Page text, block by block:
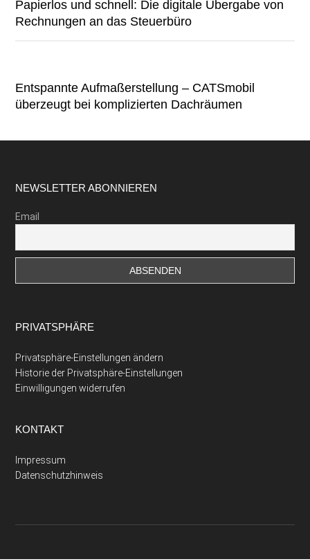
Papierlos und schnell: Die digitale Übergabe von
Rechnungen an das Steuerbüro
Entspannte Aufmaßerstellung – CATSmobil
überzeugt bei komplizierten Dachräumen
Footer
NEWSLETTER ABONNIEREN
Email
PRIVATSPHÄRE
Privatsphäre-Einstellungen ändern
Historie der Privatsphäre-Einstellungen
Einwilligungen widerrufen
KONTAKT
Impressum
Datenschutzhinweis